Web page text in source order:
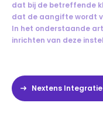
dat bij de betreffende
dat de aangifte wordt
In het onderstaande
inrichten van deze
Nextens